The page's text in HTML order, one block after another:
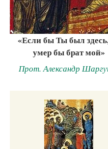
«Если бы Ты был
умер бы брат мой»
Прот. Александр